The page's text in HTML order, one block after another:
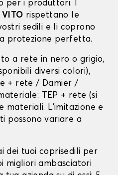
per i produttori. I
VITO rispettano le
sedili e li coprono
protezione perfetta.
a rete in nero o grigio,
diversi colori),
+ rete / Damier /
TEP + rete (si
materiali. L'imitazione e
possono variare a
dei tuoi coprisedili per
migliori ambasciatori